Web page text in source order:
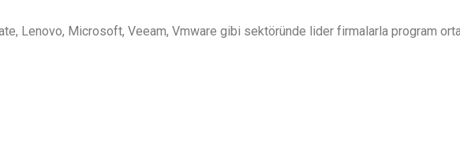
Lenovo, Microsoft, Veeam, Vmware gibi sektöründe lider firmalarla program